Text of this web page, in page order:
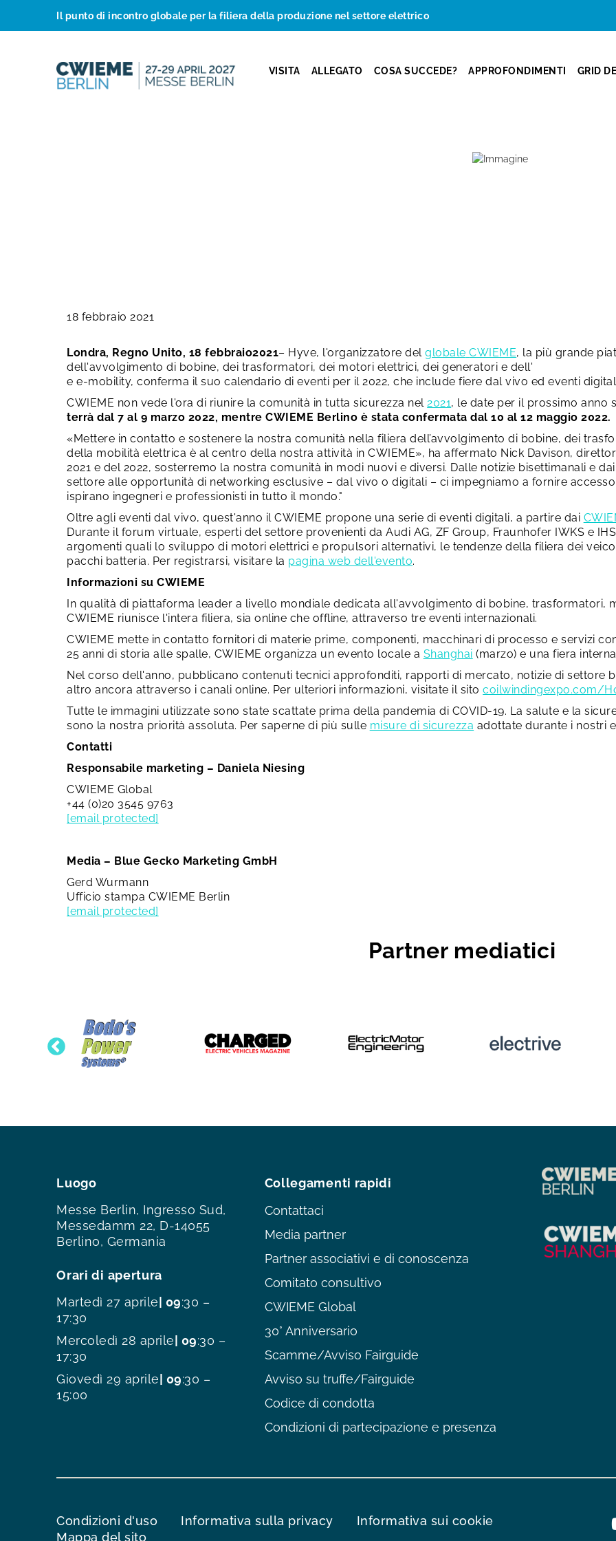
Il punto di incontro globale per la filiera della produzione nel settore elettrico
VISITA ALLEGATO COSA SUCCEDE? APPROFONDIMENTI GRID
18 febbraio 2021
Londra, Regno Unito, 18 febbraio2021– Hyve, l'organizzatore delglobale CWIEME, la più grande
dell'avvolgimento di bobine, dei trasformatori, dei motori elettrici, dei generatori e dell'
e e-mobility, conferma il suo calendario di eventi per il 2022, che include fiere dal vivo ed eventi
CWIEME non vede l'ora di riunire la comunità in tutta sicurezza nel2021, le date per il prossimo anno
terrà dal 7 al 9 marzo 2022, mentre CWIEME Berlino è stata confermata dal 10 al 12 maggio 2022.
«Mettere in contatto e sostenere la nostra comunità nella filiera dell’avvolgimento di bobine, dei
della mobilità elettrica è al centro della nostra attività in CWIEME», ha affermato Nick Davison,
2021 e del 2022, sosterremo la nostra comunità in modi nuovi e diversi. Dalle notizie bisettimanali e
settore alle opportunità di networking esclusive – dal vivo o digitali – ci impegniamo a fornire
ispirano ingegneri e professionisti in tutto il mondo."
Oltre agli eventi dal vivo, quest'anno il CWIEME propone una serie di eventi digitali, a partire dai
Durante il forum virtuale, esperti del settore provenienti da Audi AG, ZF Group, Fraunhofer IWKS e
argomenti quali lo sviluppo di motori elettrici e propulsori alternativi, le tendenze della filiera dei
pacchi batteria. Per registrarsi, visitare la pagina web dell'evento.
Informazioni su CWIEME
In qualità di piattaforma leader a livello mondiale dedicata all'avvolgimento di bobine, trasformatori,
CWIEME riunisce l'intera filiera, sia online che offline, attraverso tre eventi internazionali.
CWIEME mette in contatto fornitori di materie prime, componenti, macchinari di processo e servizi
25 anni di storia alle spalle, CWIEME organizza un evento locale a Shanghai (marzo) e una fiera
Nel corso dell'anno, pubblicano contenuti tecnici approfonditi, rapporti di mercato, notizie di settore
altro ancora attraverso i canali online. Per ulteriori informazioni, visitate il sitocoilwindingexpo.com/
Tutte le immagini utilizzate sono state scattate prima della pandemia di COVID-19. La salute e la
sono la nostra priorità assoluta. Per saperne di più sulle misure di sicurezza adottate durante i nostri
Contatti
Responsabile marketing – Daniela Niesing
CWIEME Global
+44 (0)20 3545 9763
[email protected]
Media – Blue Gecko Marketing GmbH
Gerd Wurmann
Ufficio stampa CWIEME Berlin
[email protected]
Partner mediatici
Luogo
Messe Berlin, Ingresso Sud,
Messedamm 22, D-14055
Berlino, Germania
Orari di apertura
Martedì 27 aprile | 09:30 –
17:30
Mercoledì 28 aprile | 09:30 –
17:30
Giovedì 29 aprile | 09:30 –
15:00
Collegamenti rapidi
Contattaci
Media partner
Partner associativi e di conoscenza
Comitato consultivo
CWIEME Global
30° Anniversario
Scamme/Avviso Fairguide
Avviso su truffe/Fairguide
Codice di condotta
Condizioni di partecipazione e presenza
Condizioni d'uso Informativa sulla privacy
Informativa sui cookie
Mappa del sito